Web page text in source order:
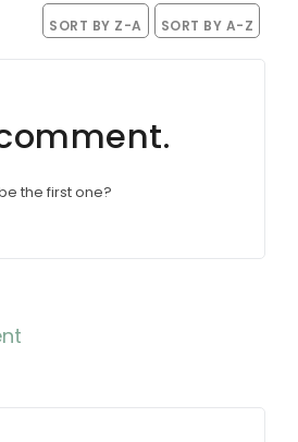
SORT BY A-Z
SORT BY Z-A
the first one?